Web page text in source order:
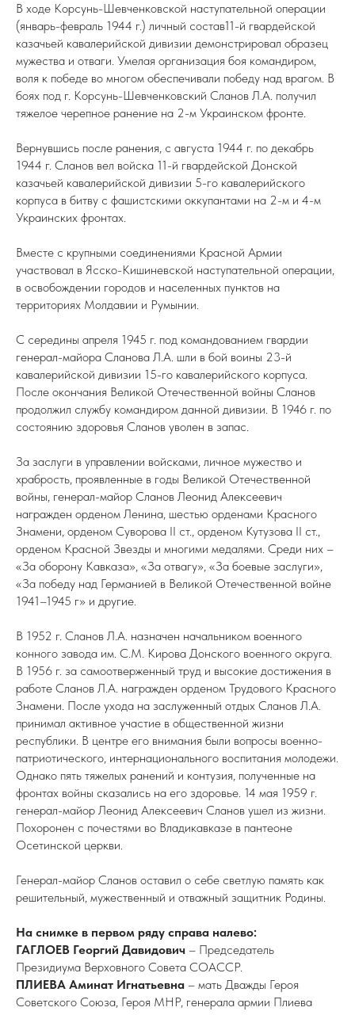
В ходе Корсунь-Шевченковской наступательной операции
(январь-февраль 1944 г.) личный состав11-й гвардейской
казачьей кавалерийской дивизии демонстрировал образец
мужества и отваги. Умелая организация боя командиром,
воля к победе во многом обеспечивали победу над врагом. В
боях под г. Корсунь-Шевченковский Сланов Л.А. получил
тяжелое черепное ранение на 2-м Украинском фронте.
Вернувшись после ранения, с августа 1944 г. по декабрь
1944 г. Сланов вел войска 11-й гвардейской Донской
казачьей кавалерийской дивизии 5-го кавалерийского
корпуса в битву с фашистскими оккупантами на 2-м и 4-м
Украинских фронтах.
Вместе с крупными соединениями Красной Армии
участвовал в Ясско-Кишиневской наступательной операции,
в освобождении городов и населенных пунктов на
территориях Молдавии и Румынии.
С середины апреля 1945 г. под командованием гвардии
генерал-майора Сланова Л.А. шли в бой воины 23-й
кавалерийской дивизии 15-го кавалерийского корпуса.
После окончания Великой Отечественной войны Сланов
продолжил службу командиром данной дивизии. В 1946 г. по
состоянию здоровья Сланов уволен в запас.
За заслуги в управлении войсками, личное мужество и
храбрость, проявленные в годы Великой Отечественной
войны, генерал-майор Сланов Леонид Алексеевич
награжден орденом Ленина, шестью орденами Красного
Знамени, орденом Суворова II ст., орденом Кутузова II ст.,
орденом Красной Звезды и многими медалями. Среди них –
«За оборону Кавказа», «За отвагу», «За боевые заслуги»,
«За победу над Германией в Великой Отечественной войне
1941–1945 г» и другие.
В 1952 г. Сланов Л.А. назначен начальником военного
конного завода им. С.М. Кирова Донского военного округа.
В 1956 г. за самоотверженный труд и высокие достижения в
работе Сланов Л.А. награжден орденом Трудового Красного
Знамени. После ухода на заслуженный отдых Сланов Л.А.
принимал активное участие в общественной жизни
республики. В центре его внимания были вопросы военно-
патриотического, интернационального воспитания молодежи.
Однако пять тяжелых ранений и контузия, полученные на
фронтах войны сказались на его здоровье. 14 мая 1959 г.
генерал-майор Леонид Алексеевич Сланов ушел из жизни.
Похоронен с почестями во Владикавказе в пантеоне
Осетинской церкви.
Генерал-майор Сланов оставил о себе светлую память как
решительный, мужественный и отважный защитник Родины.
На снимке в первом ряду справа налево:
ГАГЛОЕВ Георгий Давидович – Председатель
Президиума Верховного Совета СОАССР.
ПЛИЕВА Аминат Игнатьевна – мать Дважды Героя
Советского Союза, Героя МНР, генерала армии Плиева